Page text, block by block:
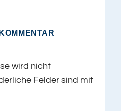
wird nicht
Felder sind mit